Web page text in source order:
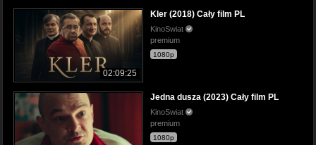
02:09:25
Kler (2018) Cały film PL
KinoSwiat
premium
1080p
Jedna dusza (2023) Cały film PL
KinoSwiat
premium
1080p